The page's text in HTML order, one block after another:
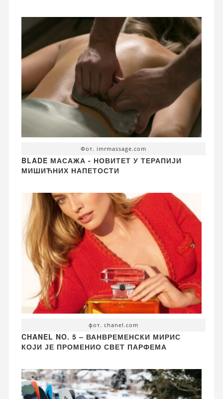
Фот. imrmassage.com
BLADE МАСАЖА - НОВИТЕТ У ТЕРАПИЈИ
МИШИЋНИХ НАПЕТОСТИ
фот. chanel.com
CHANEL NO. 5 – ВАНВРЕМЕНСКИ МИРИС
КОЈИ ЈЕ ПРОМЕНИО СВЕТ ПАРФЕМА